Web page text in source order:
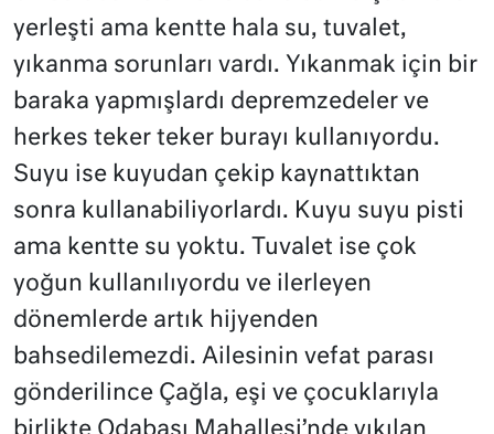
yerleşti ama kentte hala su, tuvalet,
yıkanma sorunları vardı. Yıkanmak için bir
baraka yapmışlardı depremzedeler ve
herkes teker teker burayı kullanıyordu.
Suyu ise kuyudan çekip kaynattıktan
sonra kullanabiliyorlardı. Kuyu suyu pisti
ama kentte su yoktu. Tuvalet ise çok
yoğun kullanılıyordu ve ilerleyen
dönemlerde artık hijyenden
bahsedilemezdi. Ailesinin vefat parası
gönderilince Çağla, eşi ve çocuklarıyla